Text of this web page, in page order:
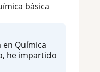
básica
Química
he impartido